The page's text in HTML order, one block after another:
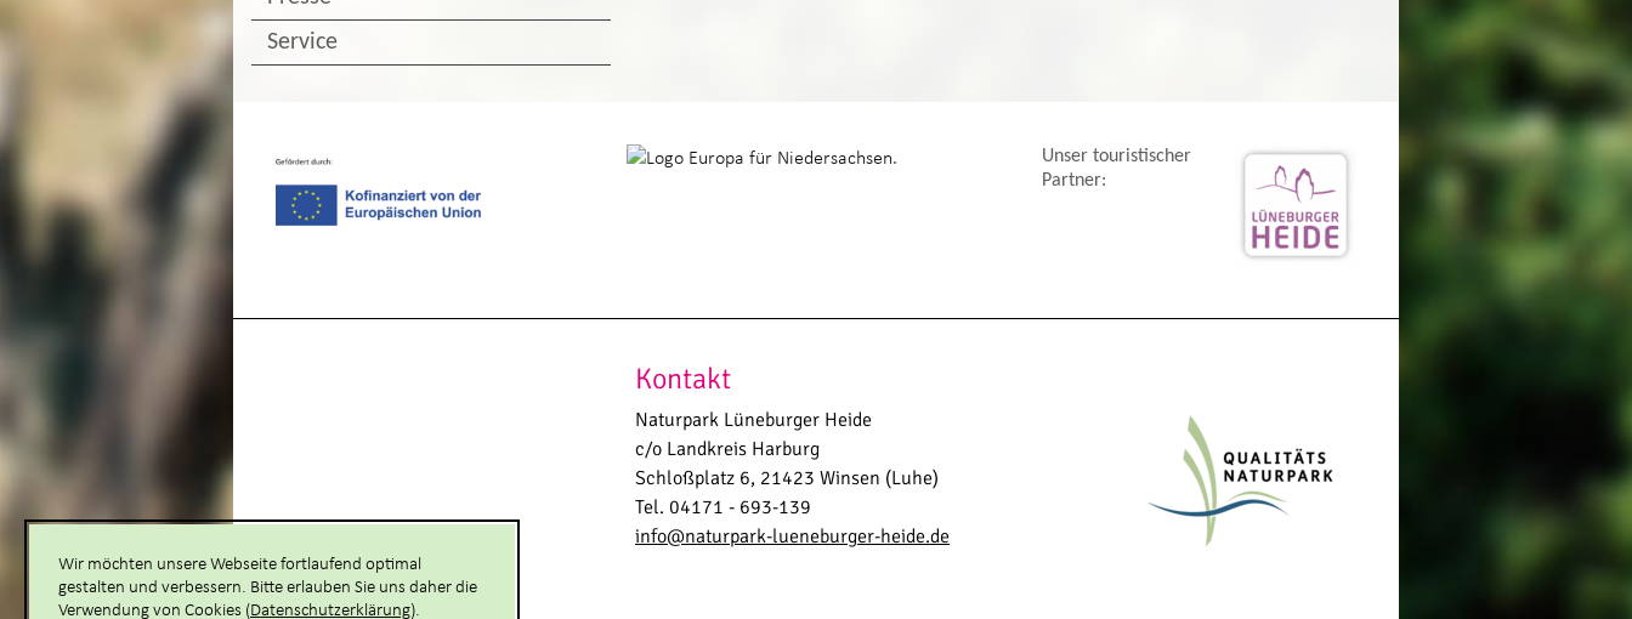
Service
Unser touristischer
Partner:
Kontakt
Naturpark Lüneburger Heide
c/o Landkreis Harburg
Schloßplatz 6, 21423 Winsen (Luhe)
Tel. 04171 - 693-139
info@naturpark-lueneburger-heide.de
Wir möchten unsere Webseite fortlaufend optimal
gestalten und verbessern. Bitte erlauben Sie uns daher die
Verwendung von Cookies (Datenschutzerklärung).